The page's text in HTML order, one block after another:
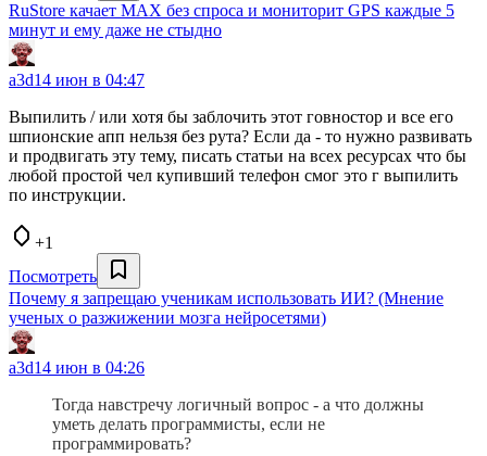
RuStore качает MAX без спроса и мониторит GPS каждые 5
минут и ему даже не стыдно
a3d14 июн в 04:47
Выпилить / или хотя бы заблочить этот говностор и все его
шпионские апп нельзя без рута? Если да - то нужно развивать
и продвигать эту тему, писать статьи на всех ресурсах что бы
любой простой чел купивший телефон смог это г выпилить
по инструкции.
+1
Посмотреть
Почему я запрещаю ученикам использовать ИИ? (Мнение
ученых о разжижении мозга нейросетями)
a3d14 июн в 04:26
Тогда навстречу логичный вопрос - а что должны
уметь делать программисты, если не
программировать?